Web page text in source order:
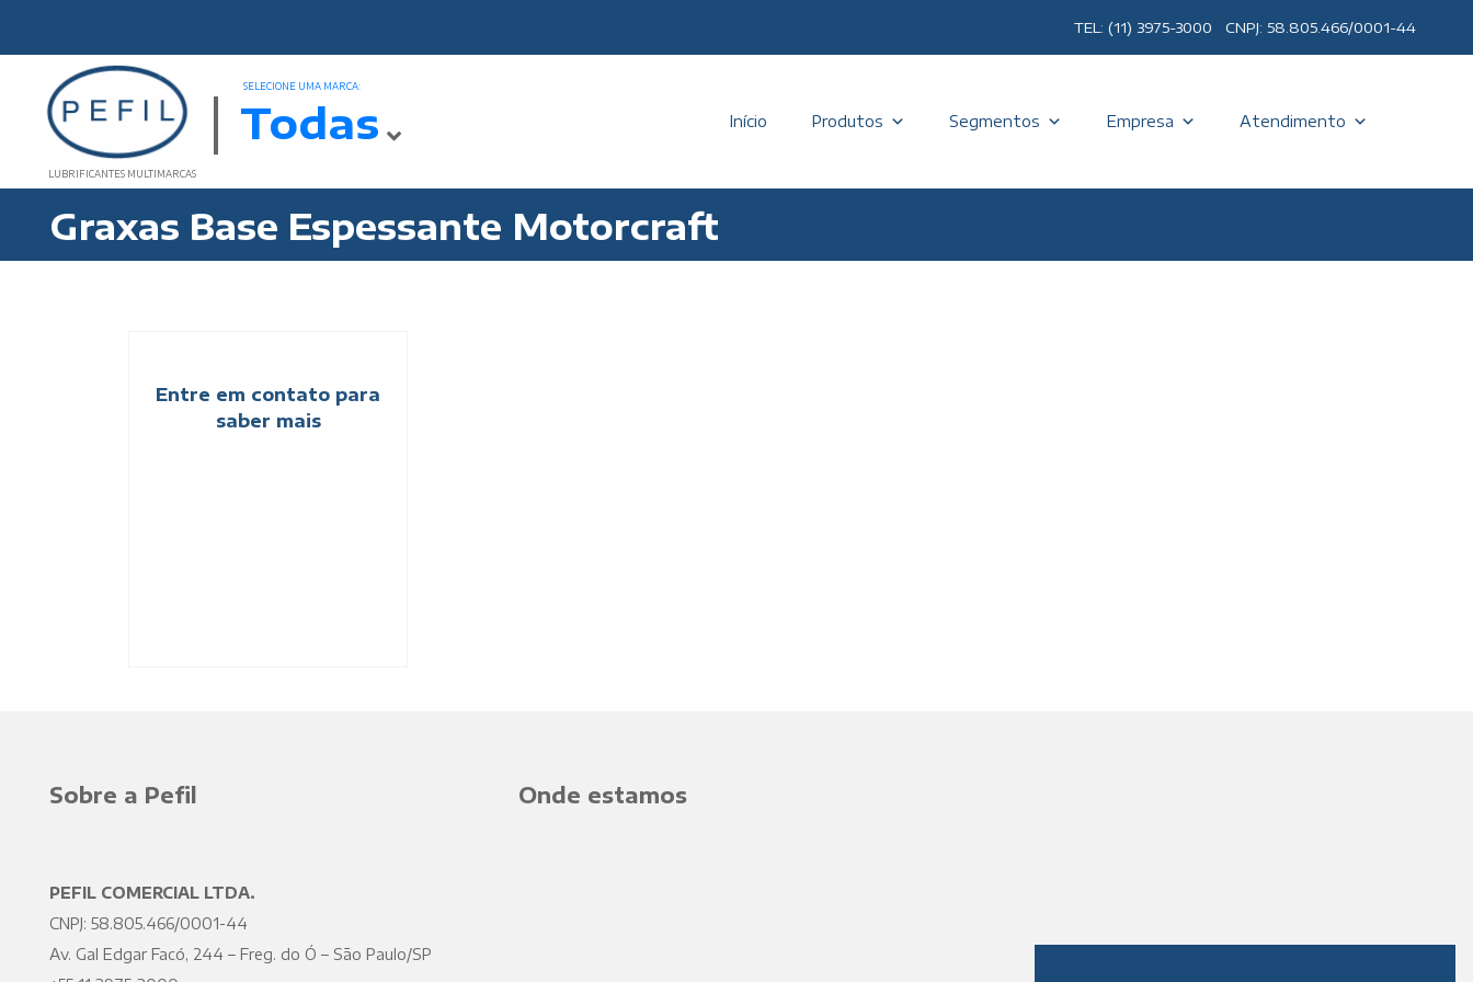
TEL: (11) 3975-3000 CNPJ: 58.805.466/0001-44
LUBRIFICANTES MULTIMARCAS
SELECIONE UMA MARCA:
Todas Início Produtos Segmentos Empresa Atendimento
Graxas Base Espessante Motorcraft
Entre em contato para
saber mais
Sobre a Pefil
PEFIL COMERCIAL LTDA.
CNPJ: 58.805.466/0001-44
Av. Gal Edgar Facó, 244 – Freg. do Ó – São Paulo/SP
Onde estamos